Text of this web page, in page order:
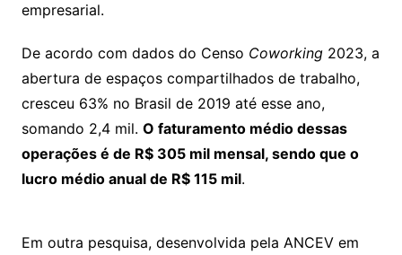
empresarial.
De acordo com dados do Censo Coworking2023, a
abertura de espaços compartilhados de trabalho,
cresceu 63% no Brasil de 2019 até esse ano,
somando 2,4 mil. O faturamento médio dessas
operações é de R$ 305 mil mensal, sendo que o
lucro médio anual de R$ 115 mil.
Em outra pesquisa, desenvolvida pela ANCEV em